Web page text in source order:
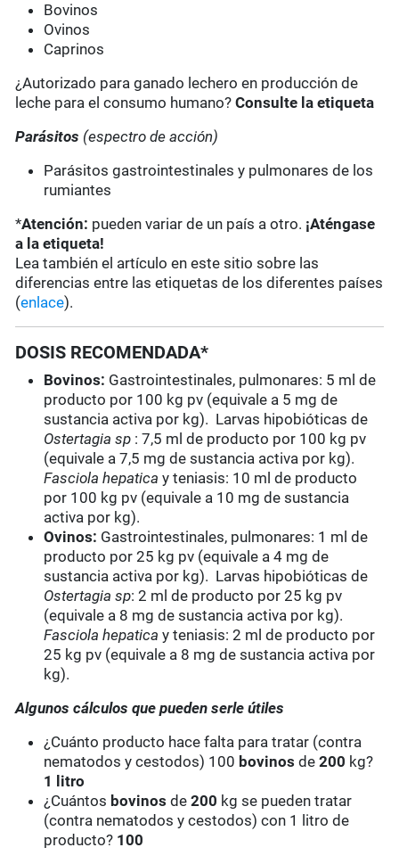
Bovinos
Ovinos
Caprinos
¿Autorizado para ganado lechero en producción de
leche para el consumo humano? Consulte la etiqueta
Parásitos (espectro de acción)
Parásitos gastrointestinales y pulmonares de los
rumiantes
*Atención: pueden variar de un país a otro. ¡Aténgase
a la etiqueta!
Lea también el artículo en este sitio sobre las
diferencias entre las etiquetas de los diferentes países
(enlace).
DOSIS RECOMENDADA*
Bovinos: Gastrointestinales, pulmonares: 5 ml de
producto por 100 kg pv (equivale a 5 mg de
sustancia activa por kg). Larvas hipobióticas de
Ostertagia sp : 7,5 ml de producto por 100 kg pv
(equivale a 7,5 mg de sustancia activa por kg).
Fasciola hepatica y teniasis: 10 ml de producto
por 100 kg pv (equivale a 10 mg de sustancia
activa por kg).
Ovinos: Gastrointestinales, pulmonares: 1 ml de
producto por 25 kg pv (equivale a 4 mg de
sustancia activa por kg). Larvas hipobióticas de
Ostertagia sp: 2 ml de producto por 25 kg pv
(equivale a 8 mg de sustancia activa por kg).
Fasciola hepatica y teniasis: 2 ml de producto por
25 kg pv (equivale a 8 mg de sustancia activa por
kg).
Algunos cálculos que pueden serle útiles
¿Cuánto producto hace falta para tratar (contra
nematodos y cestodos) 100 bovinos de200 kg?
1 litro
¿Cuántos bovinos de 200 kg se pueden tratar
(contra nematodos y cestodos) con 1 litro de
producto? 100